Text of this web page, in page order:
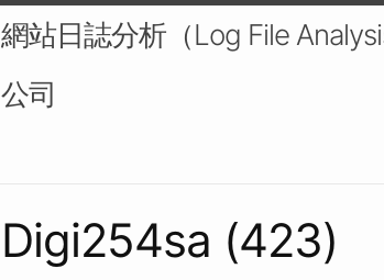
網站日誌分析（Log File
公司
Digi254sa (423)